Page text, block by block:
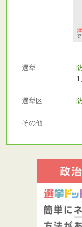
選挙
選挙区
その他